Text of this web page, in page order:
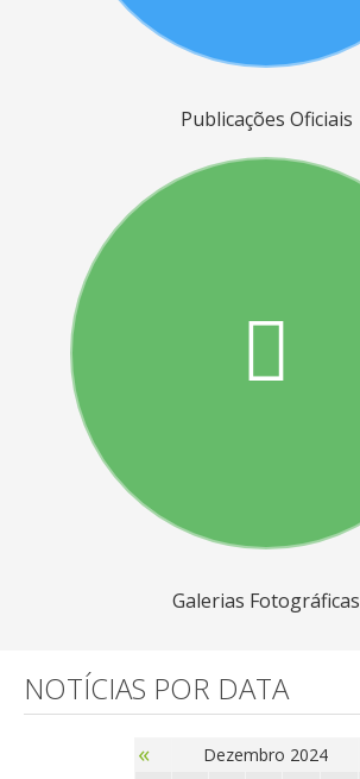
Publicações Oficiais
Galerias Fotográficas
NOTÍCIAS POR DATA
« Dezembro 2024